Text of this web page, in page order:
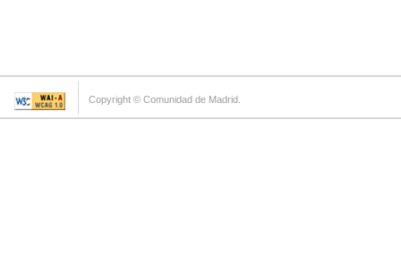
Copyright © Comunidad de Madrid.